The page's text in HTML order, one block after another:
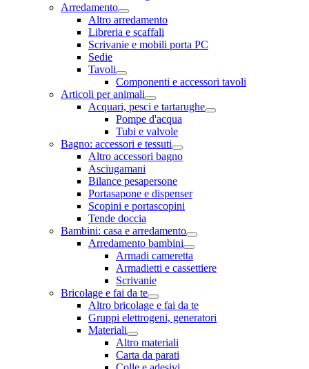
Arredamento
Altro arredamento
Libreria e scaffali
Scrivanie e mobili porta PC
Sedie
Tavoli
Componenti e accessori tavoli
Articoli per animali
Acquari, pesci e tartarughe
Pompe d'acqua
Tubi e valvole
Bagno: accessori e tessuti
Altro accessori bagno
Asciugamani
Bilance pesapersone
Portasapone e dispenser
Scopini e portascopini
Tende doccia
Bambini: casa e arredamento
Arredamento bambini
Armadi cameretta
Armadietti e cassettiere
Scrivanie
Bricolage e fai da te
Altro bricolage e fai da te
Gruppi elettrogeni, generatori
Materiali
Altro materiali
Carta da parati